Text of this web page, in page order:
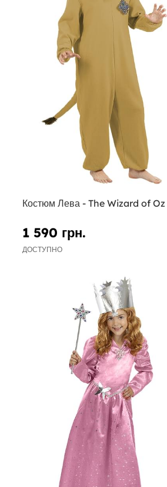
Костюм Лева - The Wizard of Oz
1 590 грн.
ДОСТУПНО